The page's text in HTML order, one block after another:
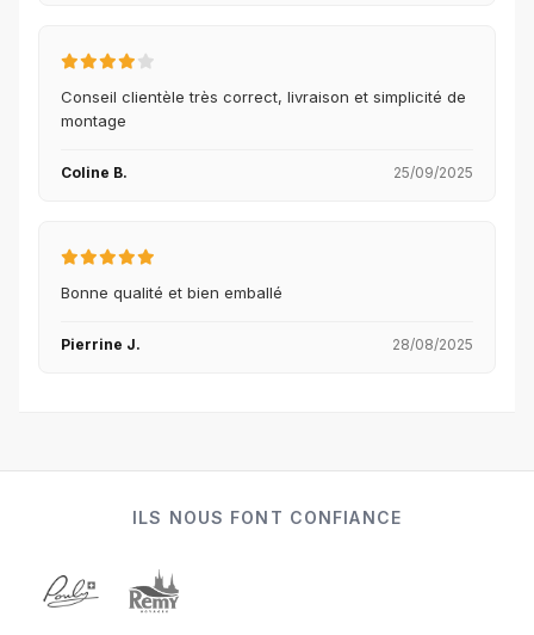
Conseil clientèle très correct, livraison et simplicité de
montage
Coline B. 25/09/2025
Bonne qualité et bien emballé
Pierrine J. 28/08/2025
ILS NOUS FONT CONFIANCE